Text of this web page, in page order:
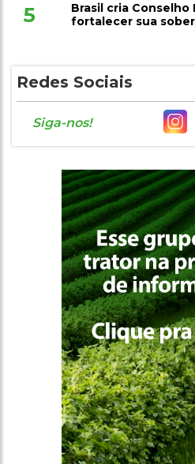
5
Brasil cria
fortalecer sua
Redes Sociais
Siga-nos!